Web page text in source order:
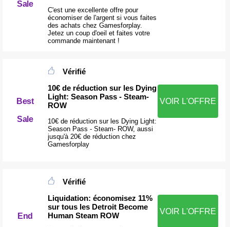
Sale
C'est une excellente offre pour
économiser de l'argent si vous faites
des achats chez Gamesforplay.
Jetez un coup d'oeil et faites votre
commande maintenant !
Best
Sale
Vérifié
10€ de réduction sur les Dying
Light: Season Pass - Steam-
ROW
10€ de réduction sur les Dying Light:
Season Pass - Steam- ROW, aussi
jusqu'à 20€ de réduction chez
Gamesforplay
VOIR L'OFFRE
End
Vérifié
Liquidation: économisez 11%
sur tous les Detroit Become
Human Steam ROW
VOIR L'OFFRE